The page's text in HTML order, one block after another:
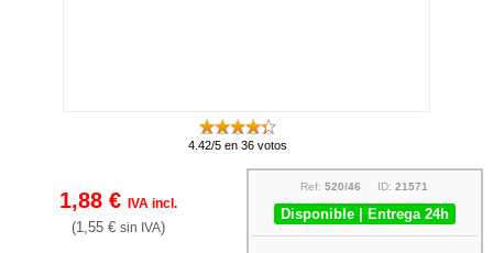
4.42/5 en 36 votos
1,88 €IVA incl.
(1,55 €sin IVA)
Ref:520/46 ID:21571
Disponible | Entrega 24h